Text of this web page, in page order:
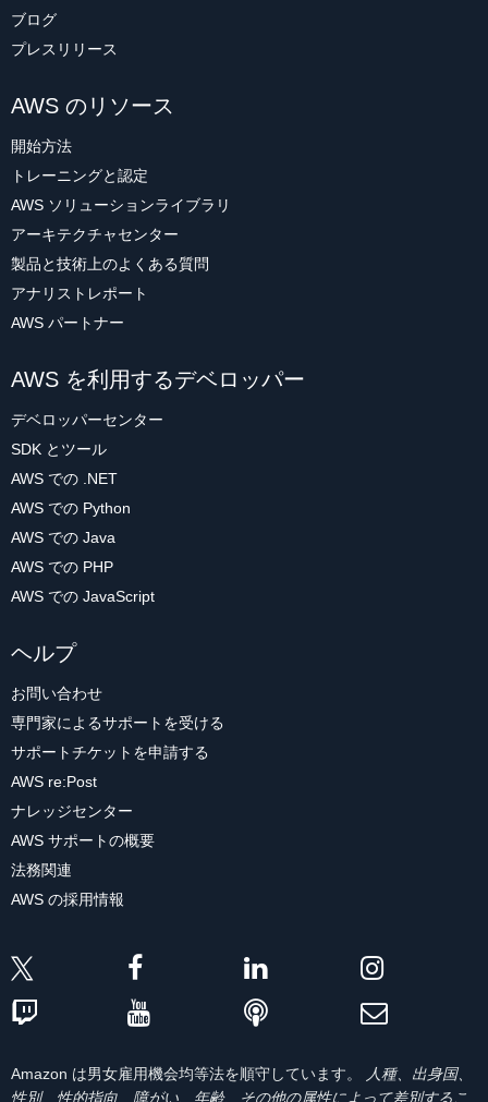
ブログ
プレスリリース
AWS のリソース
開始方法
トレーニングと認定
AWS ソリューションライブラリ
アーキテクチャセンター
製品と技術上のよくある質問
アナリストレポート
AWS パートナー
AWS を利用するデベロッパー
デベロッパーセンター
SDK とツール
AWS での .NET
AWS での Python
AWS での Java
AWS での PHP
AWS での JavaScript
ヘルプ
お問い合わせ
専門家によるサポートを受ける
サポートチケットを申請する
AWS re:Post
ナレッジセンター
AWS サポートの概要
法務関連
AWS の採用情報
Amazon は男女雇用機会均等法を順守しています。
人種、出身国、
性別、性的指向、障がい、年齢、その他の属性によって差別するこ